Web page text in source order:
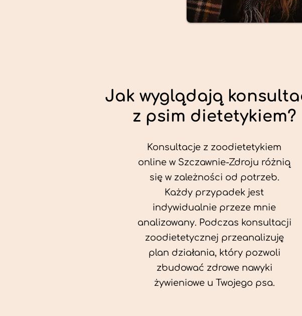
Jak wyglądają
z psim dietetykiem?
Konsultacje z zoodietetykiem
online w Szczawnie-Zdroju różnią
się w zależności od potrzeb.
Każdy przypadek jest
indywidualnie przeze mnie
analizowany. Podczas konsultacji
zoodietetycznej przeanalizuję
plan działania, który pozwoli
zbudować zdrowe nawyki
żywieniowe u Twojego psa.